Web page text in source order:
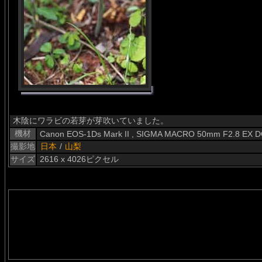
木陰にワラビの若芽が芽吹いていました。
機材
Canon EOS-1Ds Mark II , SIGMA MACRO 50mm F2.8 EX
撮影地
日本 / 山梨
サイズ 2616 x 4026ピクセル